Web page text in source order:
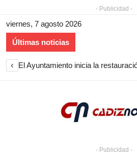
- Publicidad -
viernes, 7 agosto 2026
Últimas noticias
‹
- Publicidad -